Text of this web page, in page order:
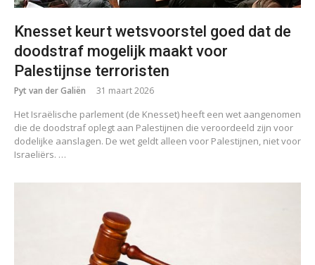
Knesset keurt wetsvoorstel goed dat de
doodstraf mogelijk maakt voor
Palestijnse terroristen
Pyt van der Galiën 31 maart 2026
Het Israëlische parlement (de Knesset) heeft een wet aangenomen
die de doodstraf oplegt aan Palestijnen die veroordeeld zijn voor
dodelijke aanslagen. De wet geldt alleen voor Palestijnen, niet voor
Israeliërs. …